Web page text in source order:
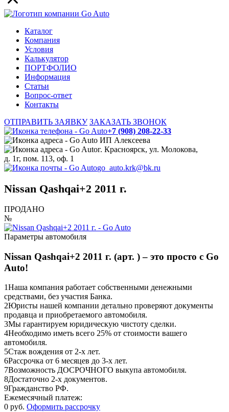
Каталог
Компания
Условия
Калькулятор
ПОРТФОЛИО
Информация
Статьи
Вопрос-ответ
Контакты
ОТПРАВИТЬ ЗАЯВКУ ЗАКАЗАТЬ ЗВОНОК
+7 (908) 208-22-33
ИП Алексеева
г. Красноярск, ул. Молокова,
д. 1г, пом. 113, оф. 1
go_auto.krk@bk.ru
Nissan Qashqai+2 2011 г.
ПРОДАНО
№
Параметры автомобиля
Nissan Qashqai+2 2011 г. (арт. ) – это просто с Go
Auto!
1Наша компания работает собственными денежными
средствами, без участия Банка.
2Юристы нашей компании детально проверяют документы
продавца и приобретаемого автомобиля.
3Мы гарантируем юридическую чистоту сделки.
4Необходимо иметь всего 25% от стоимости вашего
автомобиля.
5Стаж вождения от 2-х лет.
6Рассрочка от 6 месяцев до 3-х лет.
7Возможность ДОСРОЧНОГО выкупа автомобиля.
8Достаточно 2-х документов.
9Гражданство РФ.
Ежемесячный платеж:
0 руб. Оформить рассрочку